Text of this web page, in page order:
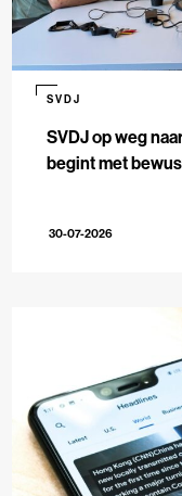
SVDJ op weg
begint met
SVDJ
30-07-2026